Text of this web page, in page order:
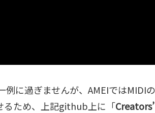
に過ぎませんが、AMEIではMIDI
るため、上記github上に「